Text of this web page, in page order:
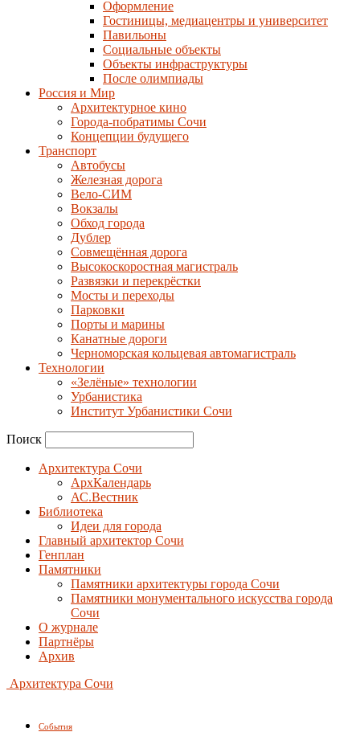
Оформление
Гостиницы, медиацентры и университет
Павильоны
Социальные объекты
Объекты инфраструктуры
После олимпиады
Россия и Мир
Архитектурное кино
Города-побратимы Сочи
Концепции будущего
Транспорт
Автобусы
Железная дорога
Вело-СИМ
Вокзалы
Обход города
Дублер
Совмещённая дорога
Высокоскоростная магистраль
Развязки и перекрёстки
Мосты и переходы
Парковки
Порты и марины
Канатные дороги
Черноморская кольцевая автомагистраль
Технологии
«Зелёные» технологии
Урбанистика
Институт Урбанистики Сочи
Поиск
Архитектура Сочи
АрхКалендарь
АС.Вестник
Библиотека
Идеи для города
Главный архитектор Сочи
Генплан
Памятники
Памятники архитектуры города Сочи
Памятники монументального искусства города
Сочи
О журнале
Партнёры
Архив
Архитектура Сочи
События